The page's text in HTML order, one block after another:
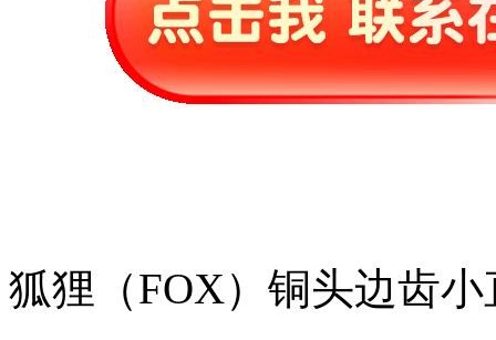
狐狸（FOX）铜头边齿小